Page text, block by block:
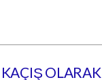
OLARAK